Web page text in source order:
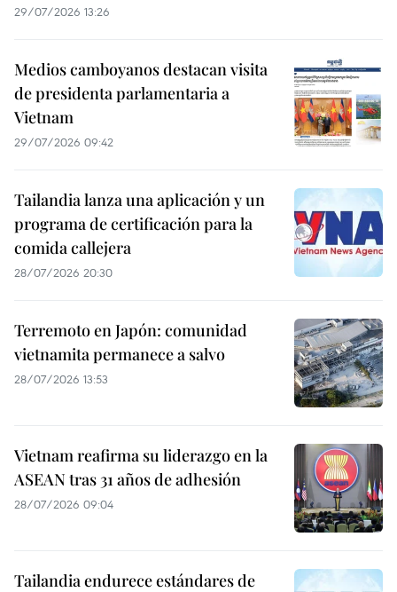
29/07/2026 13:26
Medios camboyanos destacan visita
de presidenta parlamentaria a
Vietnam
29/07/2026 09:42
Tailandia lanza una aplicación y un
programa de certificación para la
comida callejera
28/07/2026 20:30
Terremoto en Japón: comunidad
vietnamita permanece a salvo
28/07/2026 13:53
Vietnam reafirma su liderazgo en la
ASEAN tras 31 años de adhesión
28/07/2026 09:04
Tailandia endurece estándares de